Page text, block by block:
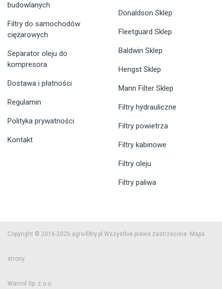
budowlanych
Filtry do samochodów
ciężarowych
Separator oleju do
kompresora
Dostawa i płatności
Regulamin
Polityka prywatności
Kontakt
Donaldson Sklep
Fleetguard Sklep
Baldwin Sklep
Hengst Sklep
Mann Filter Sklep
Filtry hydrauliczne
Filtry powietrza
Filtry kabinowe
Filtry oleju
Filtry paliwa
Copyright © 2016-2026 agro-filtry.pl Wszystkie prawa zastrzeżone. Mapa
strony.
Wanrol Sp. z o.o.